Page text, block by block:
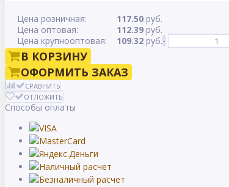
Цена розничная: 117.50 руб.
Цена оптовая:
112.39 руб.
Цена крупнооптовая:
109.32 руб.-
В КОРЗИНУ
ОФОРМИТЬ ЗАКАЗ
СРАВНИТЬ
ОТЛОЖИТЬ
Способы оплаты